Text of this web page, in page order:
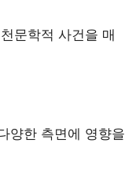
문학적 사건을 매
양한 측면에 영향을